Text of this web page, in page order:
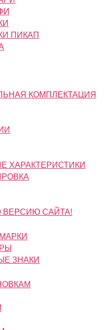
ПИКАП
КОМПЛЕКТАЦИЯ
ХАРАКТЕРИСТИКИ
САЙТА!
ЗНАКИ